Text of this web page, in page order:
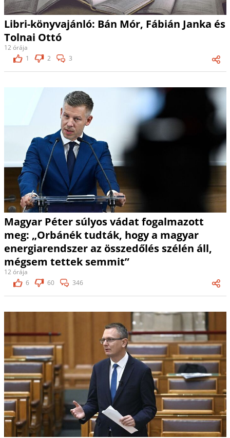
Libri-könyvajánló: Bán Mór, Fábián Janka és
Tolnai Ottó
12 órája
1
2 3
Magyar Péter súlyos vádat fogalmazott
meg: „Orbánék tudták, hogy a magyar
energiarendszer az összedőlés szélén áll,
mégsem tettek semmit”
12 órája
6
60 346